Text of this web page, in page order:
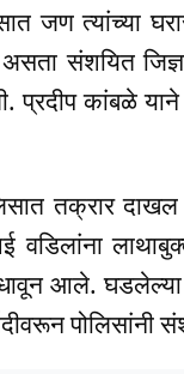
सात जण
संशयित
प्रदीप कांबळे
तक्रार
आले.